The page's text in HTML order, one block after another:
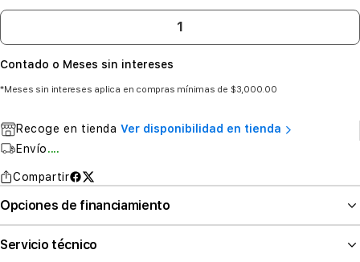
Contado o Meses sin intereses
*Meses sin intereses aplica en compras mínimas de $3,000.00
Recoge en tienda Ver disponibilidad en tienda
Envío....
Compartir
Opciones de financiamiento
Servicio técnico